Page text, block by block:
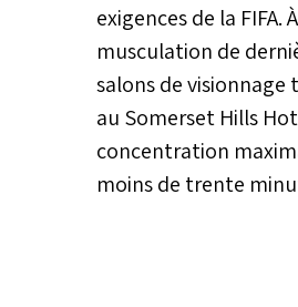
exigences de la
musculation de
salons de
au Somerset Hills
concentration
moins de trente